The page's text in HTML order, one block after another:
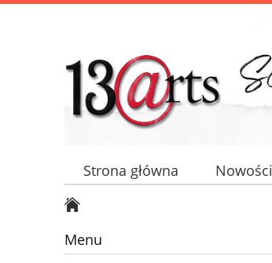
Strona główna Nowości
Menu